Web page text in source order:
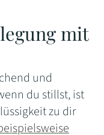
mit
und
du stillst, ist
zu dir